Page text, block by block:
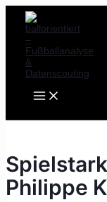
Zum
Inhalt
springen
MENU
Philippe
Post
navigation